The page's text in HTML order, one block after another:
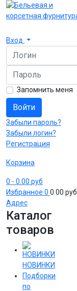
Вход
Логин
Пароль
Запомнить меня
Войти
Забыли пароль?
Забыли логин?
Регистрация
Корзина
0 - 0.00 руб
Избранное 0 0.00 руб
Адрес
Каталог
товаров
НОВИНКИ
Подборки
по